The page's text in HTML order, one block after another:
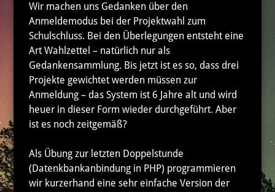
Wir machen uns Gedanken über den
Anmeldemodus bei der Projektwahl zum
Schulschluss. Bei den Überlegungen entsteht eine
Art Wahlzettel – natürlich nur als
Gedankensammlung. Bis jetzt ist es so, dass drei
Projekte gewichtet werden müssen zur
Anmeldung – das System ist 6 Jahre alt und wird
heuer in dieser Form wieder durchgeführt. Aber
ist es noch zeitgemäß?
Als Übung zur letzten Doppelstunde
(Datenkbankanbindung in PHP) programmieren
wir kurzerhand eine sehr einfache Version der